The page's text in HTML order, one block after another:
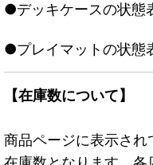
●デッキケースの状態
●プレイマットの状態
【在庫数について】
商品ページに表示さ